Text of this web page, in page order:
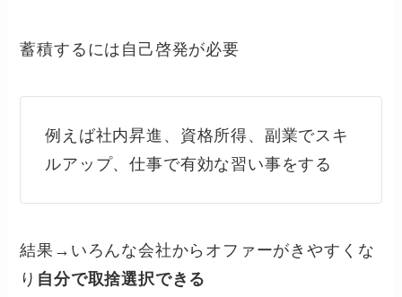
蓄積するには自己啓発が必要
例えば社内昇進、資格所得、副業でスキ
ルアップ、仕事で有効な習い事をする
結果→いろんな会社からオファーがきやすくな
り 自分で取捨選択できる